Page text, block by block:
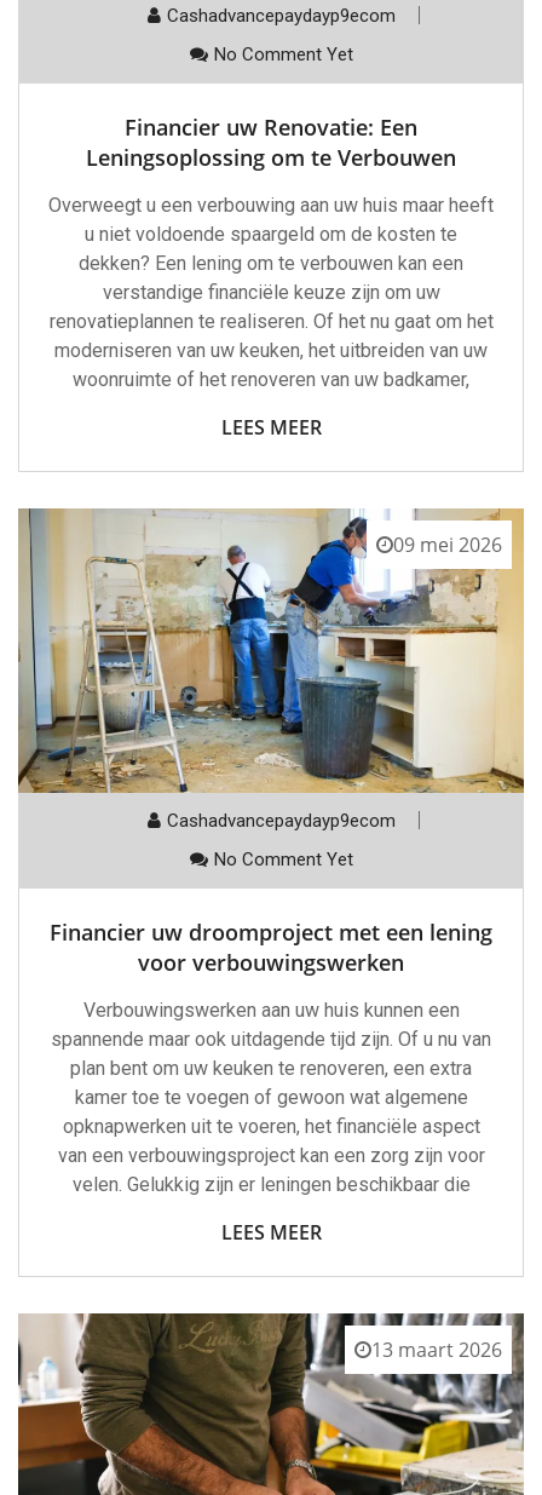
Cashadvancepaydayp9ecom
No Comment Yet
Financier uw Renovatie: Een
Leningsoplossing om te Verbouwen
Overweegt u een verbouwing aan uw huis maar heeft
u niet voldoende spaargeld om de kosten te
dekken? Een lening om te verbouwen kan een
verstandige financiële keuze zijn om uw
renovatieplannen te realiseren. Of het nu gaat om het
moderniseren van uw keuken, het uitbreiden van uw
woonruimte of het renoveren van uw badkamer,
LEES MEER
09 mei 2026
Cashadvancepaydayp9ecom
No Comment Yet
Financier uw droomproject met een lening
voor verbouwingswerken
Verbouwingswerken aan uw huis kunnen een
spannende maar ook uitdagende tijd zijn. Of u nu van
plan bent om uw keuken te renoveren, een extra
kamer toe te voegen of gewoon wat algemene
opknapwerken uit te voeren, het financiële aspect
van een verbouwingsproject kan een zorg zijn voor
velen. Gelukkig zijn er leningen beschikbaar die
LEES MEER
13 maart 2026